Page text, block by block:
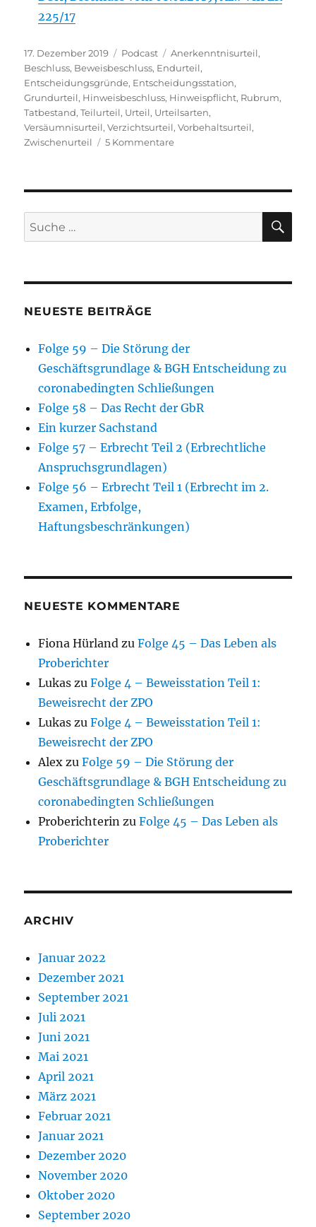
225/17
Veröffentlicht
am
17. Dezember 2019 Kategorien
Podcast Schlagwörter
Anerkenntnisurteil,
Beschluss, Beweisbeschluss, Endurteil,
Entscheidungsgründe, Entscheidungsstation,
Grundurteil, Hinweisbeschluss, Hinweispflicht, Rubrum,
Tatbestand,Teilurteil, Urteil, Urteilsarten,
Versäumnisurteil,Verzichtsurteil,Vorbehaltsurteil,
Zwischenurteil
5 Kommentarezu
Suche
nach:
NEUESTE BEITRÄGE
Folge 59 – Die Störung der
Geschäftsgrundlage & BGH Entscheidung zu
coronabedingten Schließungen
Folge 58 – Das Recht der GbR
Ein kurzer Sachstand
Folge 57 – Erbrecht Teil 2 (Erbrechtliche
Anspruchsgrundlagen)
Folge 56 – Erbrecht Teil 1 (Erbrecht im 2.
Examen, Erbfolge,
Haftungsbeschränkungen)
NEUESTE KOMMENTARE
Fiona Hürland zuFolge 45 – Das Leben als
Proberichter
Lukas zuFolge 4 – Beweisstation Teil 1:
Beweisrecht der ZPO
Lukas zuFolge 4 – Beweisstation Teil 1:
Beweisrecht der ZPO
Alex zuFolge 59 – Die Störung der
Geschäftsgrundlage & BGH Entscheidung zu
coronabedingten Schließungen
Proberichterin zuFolge 45 – Das Leben als
Proberichter
ARCHIV
Januar 2022
Dezember 2021
September 2021
Juli 2021
Juni 2021
Mai 2021
April 2021
März 2021
Februar 2021
Januar 2021
Dezember 2020
November 2020
Oktober 2020
September 2020